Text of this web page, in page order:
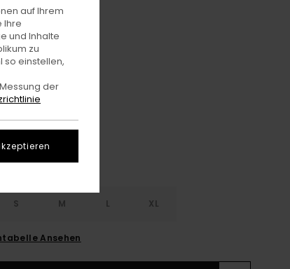
RABATT EXTRA 25 %
S M L XL
Ansehen
auf Ihrem
Ihre
und Inhalte
zu
so einstellen,
der